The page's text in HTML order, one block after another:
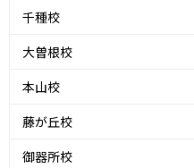
千種校
大曽根校
本山校
藤が丘校
御器所校